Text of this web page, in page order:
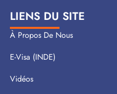
LIENS DU SITE
À Propos De Nous
E-Visa (INDE)
Vidéos